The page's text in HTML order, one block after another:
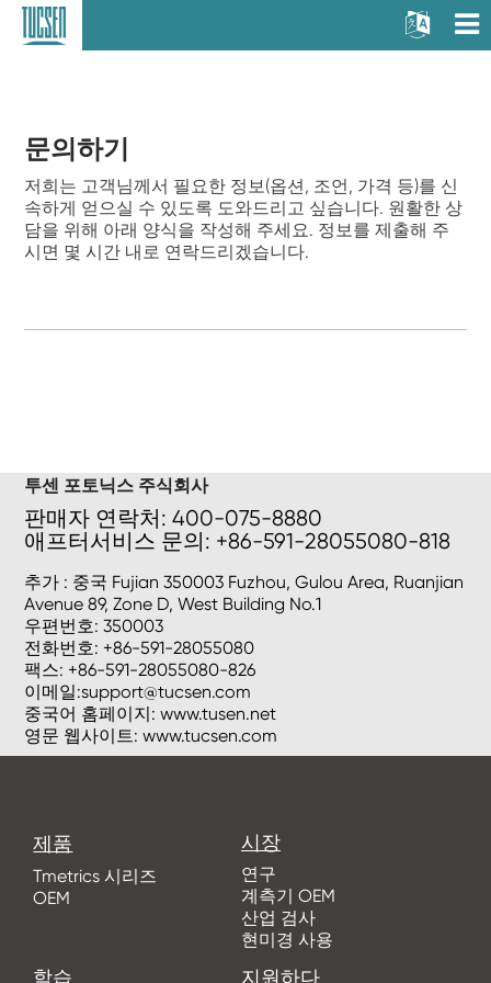
문의하기
저희는 고객님께서 필요한 정보(옵션, 조언, 가격 등)를 신
속하게 얻으실 수 있도록 도와드리고 싶습니다. 원활한 상
담을 위해 아래 양식을 작성해 주세요. 정보를 제출해 주
시면 몇 시간 내로 연락드리겠습니다.
투센 포토닉스 주식회사
판매자 연락처: 400-075-8880
애프터서비스 문의: +86-591-28055080-818
추가 : 중국 Fujian 350003 Fuzhou, Gulou Area, Ruanjian
Avenue 89, Zone D, West Building No.1
우편번호: 350003
전화번호: +86-591-28055080
팩스: +86-591-28055080-826
이메일:support@tucsen.com
중국어 홈페이지: www.tusen.net
영문 웹사이트: www.tucsen.com
제품
Tmetrics 시리즈
OEM
시장
연구
계측기 OEM
산업 검사
현미경 사용
학습 지원하다